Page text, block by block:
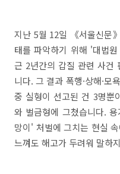
지난 5월 12일 《서울신문
태를 파악하기 위해 '대법
근 2년간의 갑질 관련 사건
니다. 그 결과 폭행·상해·모
중 실형이 선고된 건 3명뿐
와 벌금형에 그쳤습니다.
망이' 처벌에 그치는 현실
느껴도 해고가 두려워 말하